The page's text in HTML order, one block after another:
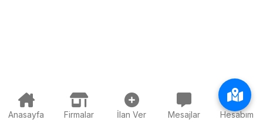
Anasayfa Firmalar İlan Ver Mesajlar Hesabım